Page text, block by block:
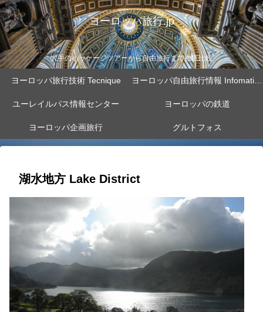
ヨーロッパ旅行.jp
大手のパッケージツアーから自由旅行まで徹底比較
ヨーロッパ旅行技術 Tecnique ヨーロッパ自由旅行情報 Infomation
ユーレイルパス情報センター ヨーロッパの鉄道
ヨーロッパ企画旅行 グルトフォス
湖水地方 Lake District